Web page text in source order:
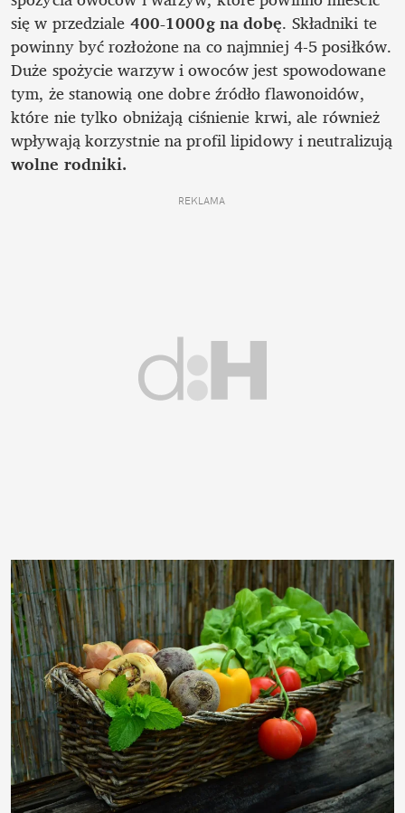
się w przedziale 400-1000g na dobę. Składniki te
powinny być rozłożone na co najmniej 4-5 posiłków.
Duże spożycie warzyw i owoców jest spowodowane
tym, że stanowią one dobre źródło flawonoidów,
które nie tylko obniżają ciśnienie krwi, ale również
wolne rodniki.
REKLAMA